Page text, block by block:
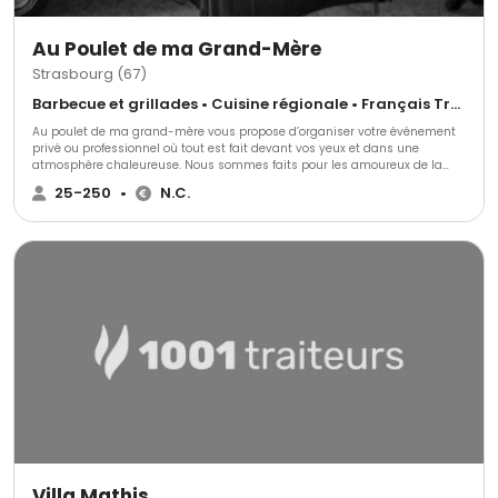
Au Poulet de ma Grand-Mère
Strasbourg (67)
Barbecue et grillades • Cuisine régionale • Français Traditionnel
Au poulet de ma grand-mère vous propose d’organiser votre événement
privé ou professionnel où tout est fait devant vos yeux et dans une
atmosphère chaleureuse. Nous sommes faits pour les amoureux de la
bonne viande, spécialiste de la grillage, barbecue… Nous préparons tout
dans le lieu que vous aurez choisi au regard de tous pour un moment
25-250 • N.C.